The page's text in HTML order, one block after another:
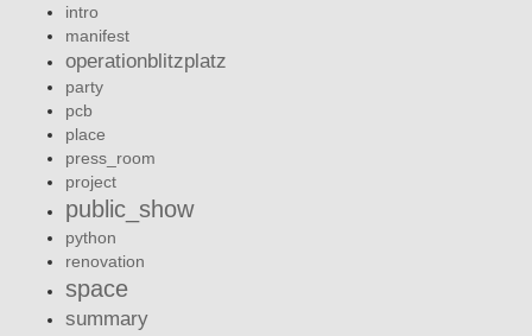
intro
manifest
operationblitzplatz
party
pcb
place
press_room
project
public_show
python
renovation
space
summary